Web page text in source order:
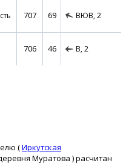
707 69 ВЮВ, 2
706 46 В, 2
(Иркутская
Муратова ) расчитан